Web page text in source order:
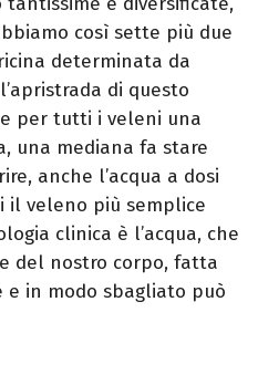
così sette più due
determinata da
di questo
per tutti i veleni una
una mediana fa stare
anche l’acqua a dosi
il veleno più semplice
clinica è l’acqua, che
del nostro corpo, fatta
e in modo sbagliato può